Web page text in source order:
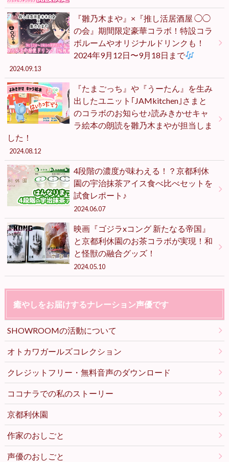
『雛乃木まや』×『推し活居酒屋 ◯◯
の会』期間限定豪華コラボ！特設コラ
ボルームやオリジナルドリンクも！
2024年9月12日〜9月18日まで
2024.09.13
『たまごっち』や『うーたん』を生み
出したユニット｢JAMkitchen｣さまと
のコラボのお知らせ♪読みきかせキャ
ラ絵本の朗読を雛乃木まやが担当しま
した！
2024.08.12
4段階の濃度が味わえる！？京都利休
園の宇治抹茶アイス食べ比べセットを
試食レポート♪
2024.06.07
映画『ゴジラxコング 新たなる帝国』
と京都利休園のお茶コラボが実現！和
と怪獣の融合グッズ！
2024.05.10
癒やしをお届けするナレーション声優です
SHOWROOMの活動について
オトカワガールズコレクション
クレジットフリー・無料音声のダウンロード
ココナラでの私のストーリー
京都利休園
作家のおしごと
声優のおしごと